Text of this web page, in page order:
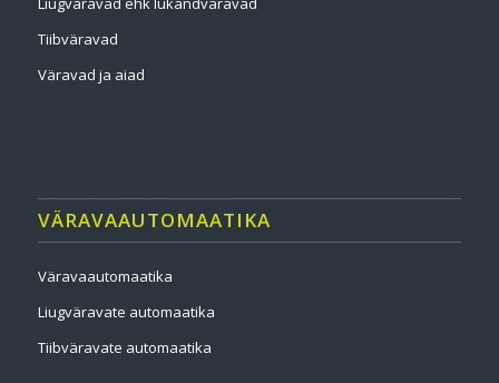
Tiibväravad
Väravad ja aiad
VÄRAVAAUTOMAATIKA
Väravaautomaatika
Liugväravate automaatika
Tiibväravate automaatika